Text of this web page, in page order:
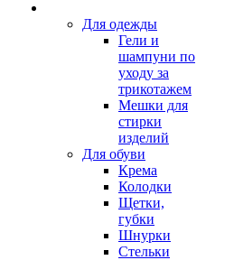
Для одежды
Гели и
шампуни по
уходу за
трикотажем
Мешки для
стирки
изделий
Для обуви
Крема
Колодки
Щетки,
губки
Шнурки
Стельки